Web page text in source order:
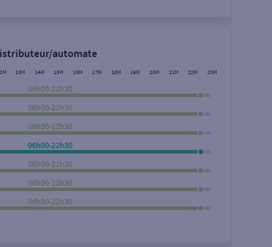
€
Rechercher
automate
13H 14H 15H 16H 17H 18H 19H 20H 21H 22H 23H
06h00-22h30
06h00-22h30
06h00-22h30
06h00-22h30
06h00-22h30
06h00-22h30
06h00-22h30